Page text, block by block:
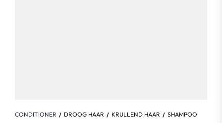
CONDITIONER DROOG HAAR KRULLEND HAAR SHAMPOO